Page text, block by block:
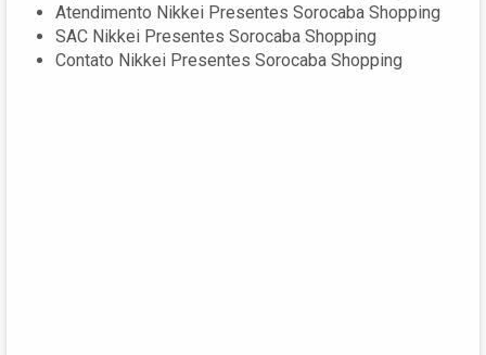
Atendimento Nikkei Presentes Sorocaba Shopping
SAC Nikkei Presentes Sorocaba Shopping
Contato Nikkei Presentes Sorocaba Shopping